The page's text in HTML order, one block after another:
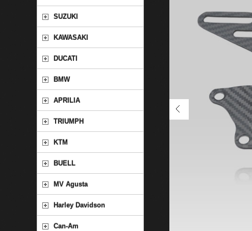
SUZUKI
KAWASAKI
DUCATI
BMW
APRILIA
TRIUMPH
KTM
BUELL
MV Agusta
Harley Davidson
Can-Am